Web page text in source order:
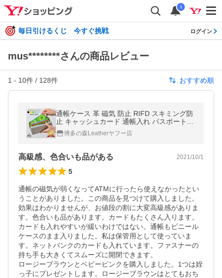
i
毎日引けるくじ 今すぐ挑戦 ログイン
mus********さんの商品レビュー
1 - 10件 / 128件 おすすめ順
通帳ケース 革 磁気 防止 RIFD スキミング防
止 キャッシュカード 通帳入れ パスポートケ
ース 母子手帳 保険証 診察券 年金手帳 プレ
ゼント 名入れ ギフト 爆買
博多の森Leatherヤフー店
高級感、色合いも品がある 2021/10/1
5
通帳の磁気が弱くなってATMに行ったら使えなかったとい
うことがありました。この商品を見つけて購入しました。
効果はわかりませんが、お値段の割に大変高級感がありま
す。色合いも品があります。カードもたくさん入ります。
カードも入れやすいが緩いわけではない。通帳もビニール
ケースのまま入りました。私は保管用として使っていま
す。ネットバンクのカードも入れています。ファスナーの
持ち手も大きくてスムーズに開閉できます。
ロージーブラウンとベビーピンクを購入しました。1つは姪
っ子にプレゼントします。ロージーブラウンはとてもおち